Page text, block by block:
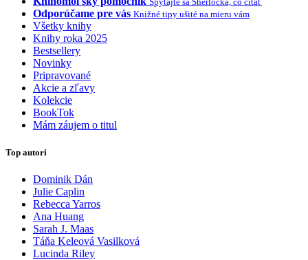
Odporúčame pre vás Knižné tipy ušité na mieru vám
Všetky knihy
Knihy roka 2025
Bestsellery
Novinky
Pripravované
Akcie a zľavy
Kolekcie
BookTok
Mám záujem o titul
Top autori
Dominik Dán
Julie Caplin
Rebecca Yarros
Ana Huang
Sarah J. Maas
Táňa Keleová Vasilková
Lucinda Riley